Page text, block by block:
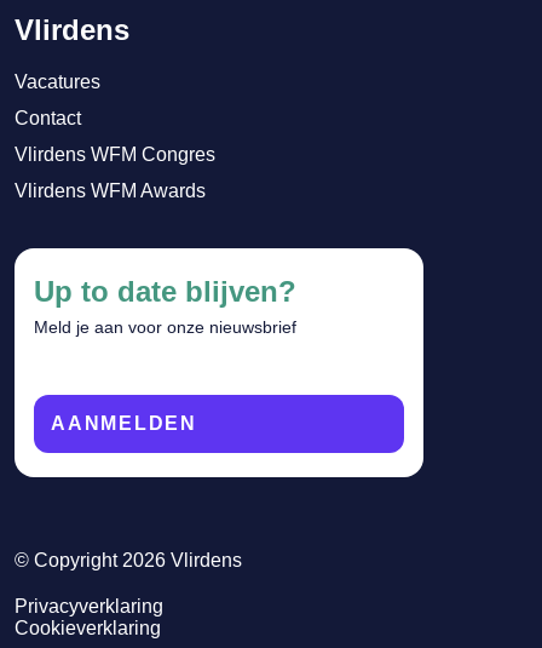
Vlirdens
Vacatures
Contact
Vlirdens WFM Congres
Vlirdens WFM Awards
Up to date blijven?
Meld je aan voor onze nieuwsbrief
AANMELDEN
© Copyright 2026 Vlirdens
Privacyverklaring
Cookieverklaring